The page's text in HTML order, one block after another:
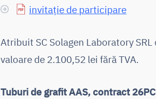
invitație de participare
Atribuit SC Solagen Laboratory
valoare de 2.100,52 lei fără TVA.
Tuburi de grafit AAS, contract